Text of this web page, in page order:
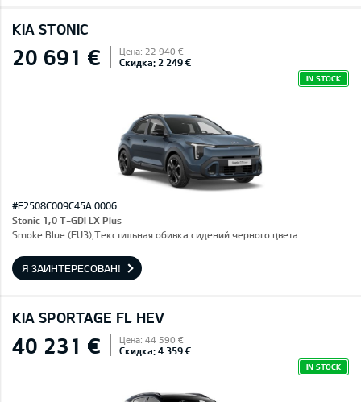
KIA STONIC
20 691 € Цена: 22 940 €
Скидка: 2 249 €
IN STOCK
#E2508C009C45A 0006
Stonic 1,0 T-GDI LX Plus
Smoke Blue (EU3),Текстильная обивка сидений черного цвета
Я ЗАИНТЕРЕСОВАН!
KIA SPORTAGE FL HEV
40 231 € Цена: 44 590 €
Скидка: 4 359 €
IN STOCK